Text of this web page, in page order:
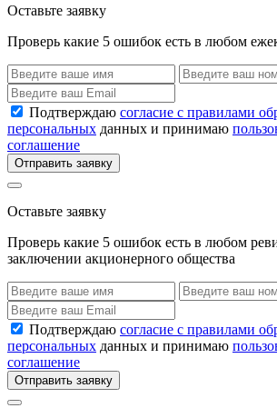
Оставьте заявку
Проверь какие 5 ошибок есть в любом
Подтверждаю согласие с правилами
персональных данных и принимаю
соглашение
Отправить заявку
Оставьте заявку
Проверь какие 5 ошибок есть в любом
заключении акционерного общества
Подтверждаю согласие с правилами
персональных данных и принимаю
соглашение
Отправить заявку